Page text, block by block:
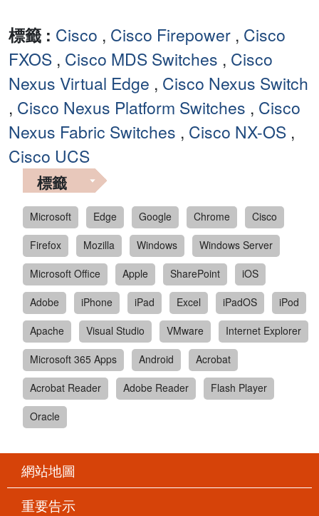
標籤 : Cisco , Cisco Firepower , Cisco
FXOS , Cisco MDS Switches , Cisco
Nexus Virtual Edge , Cisco Nexus Switch
, Cisco Nexus Platform Switches , Cisco
Nexus Fabric Switches , Cisco NX-OS ,
Cisco UCS
標籤
Microsoft Edge Google Chrome
Cisco
Firefox
Mozilla Windows
Windows Server
Microsoft Office
Apple SharePoint
iOS
Adobe
iPhone iPad Excel iPadOS
iPod
Apache
Visual Studio VMware
Internet Explorer
Microsoft 365 Apps
Android
Acrobat
Acrobat Reader
Adobe Reader
Flash Player
Oracle
網站地圖
重要告示